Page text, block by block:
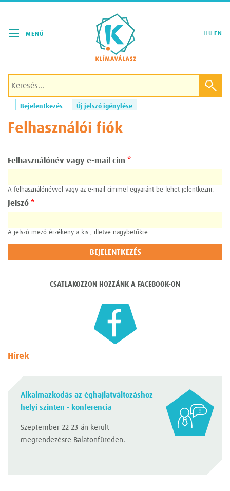
HU EN
Elsődleges fülek
Bejelentkezés (aktív fül)
Új jelszó igénylése
Felhasználói fiók
Felhasználónév vagy e-mail cím *
A felhasználónévvel vagy az e-mail címmel egyaránt be lehet jelentkezni.
Jelszó *
A jelszó mező érzékeny a kis-, illetve nagybetűkre.
CSATLAKOZZON HOZZÁNK A FACEBOOK-ON
Hírek
Alkalmazkodás az éghajlatváltozáshoz
helyi szinten - konferencia
Szeptember 22-23-án került
megrendezésre Balatonfüreden.